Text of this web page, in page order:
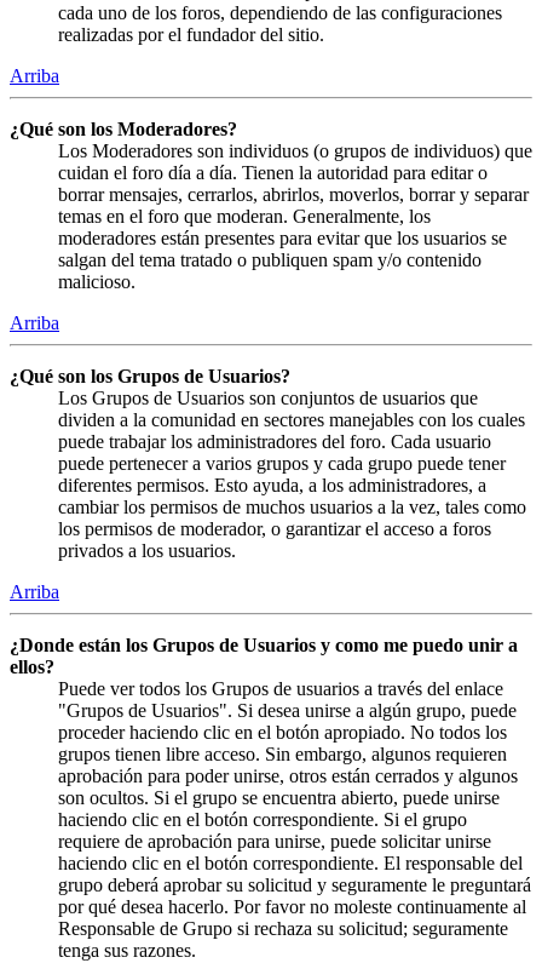
cada uno de los foros, dependiendo de las configuraciones
realizadas por el fundador del sitio.
Arriba
¿Qué son los Moderadores?
Los Moderadores son individuos (o grupos de individuos) que
cuidan el foro día a día. Tienen la autoridad para editar o
borrar mensajes, cerrarlos, abrirlos, moverlos, borrar y separar
temas en el foro que moderan. Generalmente, los
moderadores están presentes para evitar que los usuarios se
salgan del tema tratado o publiquen spam y/o contenido
malicioso.
Arriba
¿Qué son los Grupos de Usuarios?
Los Grupos de Usuarios son conjuntos de usuarios que
dividen a la comunidad en sectores manejables con los cuales
puede trabajar los administradores del foro. Cada usuario
puede pertenecer a varios grupos y cada grupo puede tener
diferentes permisos. Esto ayuda, a los administradores, a
cambiar los permisos de muchos usuarios a la vez, tales como
los permisos de moderador, o garantizar el acceso a foros
privados a los usuarios.
Arriba
¿Donde están los Grupos de Usuarios y como me puedo unir a
ellos?
Puede ver todos los Grupos de usuarios a través del enlace
"Grupos de Usuarios". Si desea unirse a algún grupo, puede
proceder haciendo clic en el botón apropiado. No todos los
grupos tienen libre acceso. Sin embargo, algunos requieren
aprobación para poder unirse, otros están cerrados y algunos
son ocultos. Si el grupo se encuentra abierto, puede unirse
haciendo clic en el botón correspondiente. Si el grupo
requiere de aprobación para unirse, puede solicitar unirse
haciendo clic en el botón correspondiente. El responsable del
grupo deberá aprobar su solicitud y seguramente le preguntará
por qué desea hacerlo. Por favor no moleste continuamente al
Responsable de Grupo si rechaza su solicitud; seguramente
tenga sus razones.